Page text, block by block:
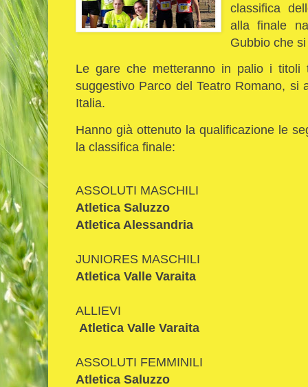
classifica
alla finale
Gubbio che
Le gare che metteranno in palio i titoli
suggestivo Parco del Teatro Romano, si
Italia.
Hanno già ottenuto la qualificazione le
la classifica finale:
ASSOLUTI MASCHILI
Atletica Saluzzo
Atletica Alessandria
JUNIORES MASCHILI
Atletica Valle Varaita
ALLIEVI
Atletica Valle Varaita
ASSOLUTI FEMMINILI
Atletica Saluzzo